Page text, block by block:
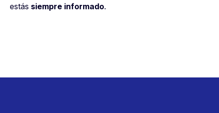
estás siempre informado.